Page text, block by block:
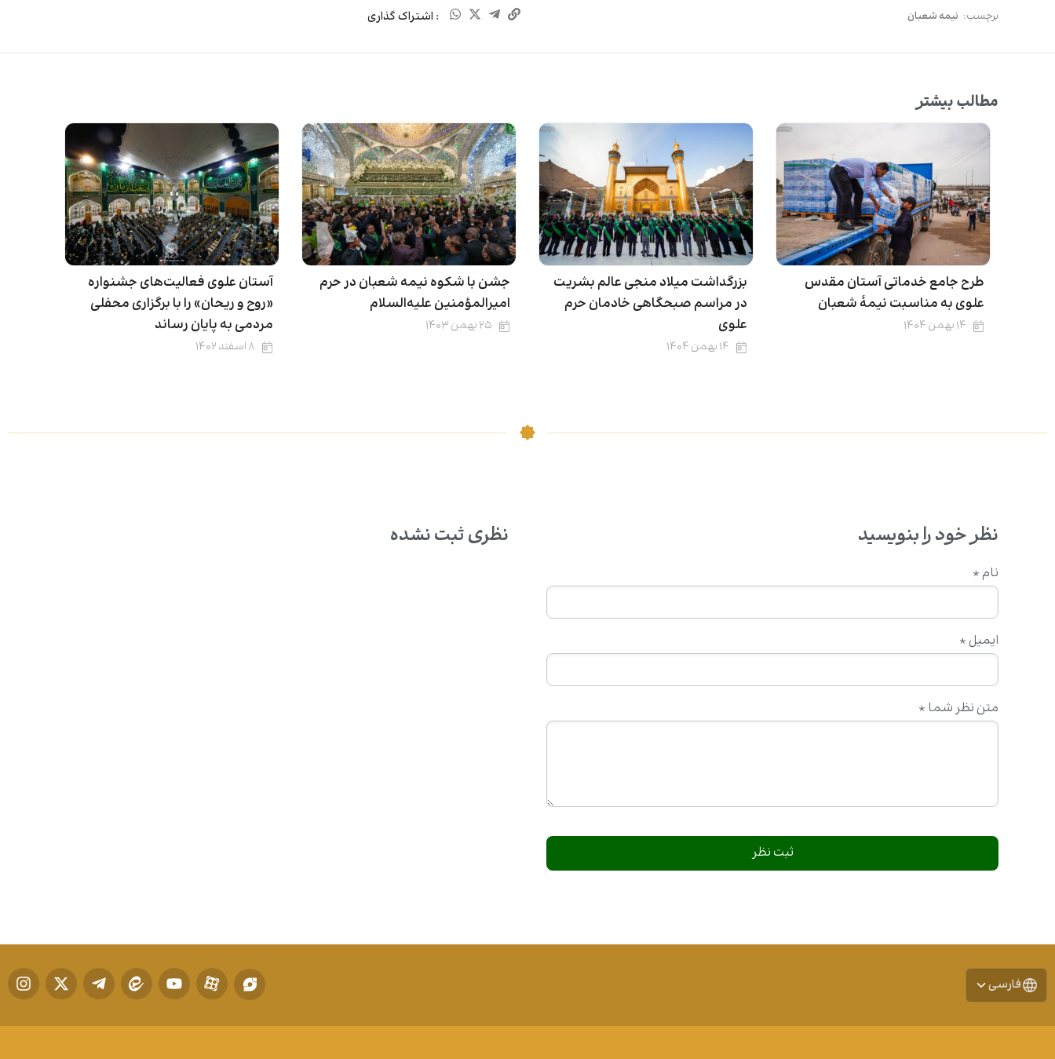
برچسب: نیمه شعبان : اشتراک گذاری
مطالب بیشتر
طرح جامع خدماتی آستان مقدس
علوی به مناسبت نیمۀ شعبان
۱۴ بهمن ۱۴۰۴
بزرگداشت میلاد منجی عالم بشریت
در مراسم صبحگاهی خادمان حرم
علوی
۱۴ بهمن ۱۴۰۴
جشن با شکوه نیمه شعبان در حرم
امیرالمؤمنین علیه‌السلام
۲۵ بهمن ۱۴۰۳
آستان علوی فعالیت‌های جشنواره
«روح و ریحان» را با برگزاری محفلی
مردمی به پایان ‌رساند
۸ اسفند ۱۴۰۲
نظر خود را بنویسید
متن نظر شما *
نام *
ایمیل *
نظری ثبت نشده
فارسی